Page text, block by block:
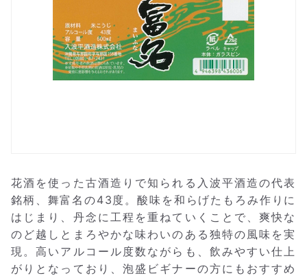
花酒を使った古酒造りで知られる入波平酒造の代表
銘柄、舞富名の43度。酸味を和らげたもろみ作りに
はじまり、丹念に工程を重ねていくことで、爽快な
のど越しとまろやかな味わいのある独特の風味を実
現。高いアルコール度数ながらも、飲みやすい仕上
がりとなっており、泡盛ビギナーの方にもおすすめ